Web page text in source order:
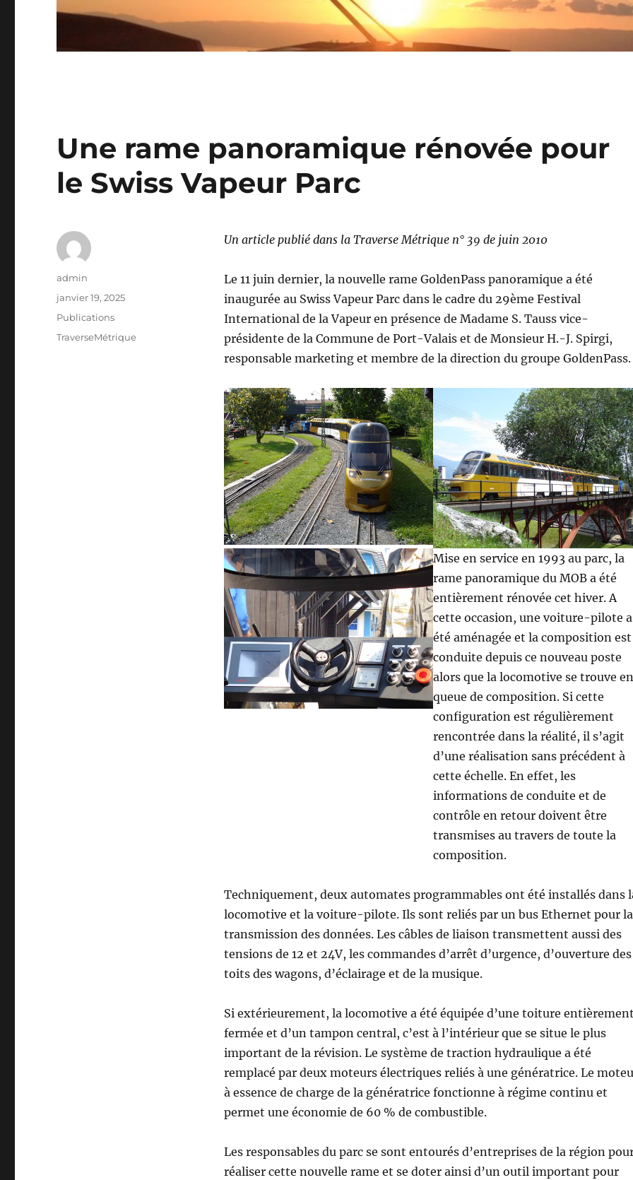
Une rame panoramique rénovée pour
le Swiss Vapeur Parc
Un article publié dans la Traverse Métrique n° 39 de juin 2010
Le 11 juin dernier, la nouvelle rame GoldenPass panoramique a été
inaugurée au Swiss Vapeur Parc dans le cadre du 29ème Festival
International de la Vapeur en présence de Madame S. Tauss vice-
présidente de la Commune de Port-Valais et de Monsieur H.-J. Spirgi,
responsable marketing et membre de la direction du groupe GoldenPass.
Mise en service en 1993 au parc, la
rame panoramique du MOB a été
entièrement rénovée cet hiver. A
cette occasion, une voiture-pilote a
été aménagée et la composition est
conduite depuis ce nouveau poste
alors que la locomotive se trouve en
queue de composition. Si cette
configuration est régulièrement
rencontrée dans la réalité, il s’agit
d’une réalisation sans précédent à
cette échelle. En effet, les
informations de conduite et de
contrôle en retour doivent être
transmises au travers de toute la
composition.
Techniquement, deux automates programmables ont été installés dans
locomotive et la voiture-pilote. Ils sont reliés par un bus Ethernet pour la
transmission des données. Les câbles de liaison transmettent aussi des
tensions de 12 et 24V, les commandes d’arrêt d’urgence, d’ouverture des
toits des wagons, d’éclairage et de la musique.
Si extérieurement, la locomotive a été équipée d’une toiture entièrement
fermée et d’un tampon central, c’est à l’intérieur que se situe le plus
important de la révision. Le système de traction hydraulique a été
remplacé par deux moteurs électriques reliés à une génératrice. Le
à essence de charge de la génératrice fonctionne à régime continu et
permet une économie de 60 % de combustible.
Les responsables du parc se sont entourés d’entreprises de la région
réaliser cette nouvelle rame et se doter ainsi d’un outil important pour
Auteur
admin
Publié
janvier 19, 2025
Catégories
Publications
Étiquettes
TraverseMétrique